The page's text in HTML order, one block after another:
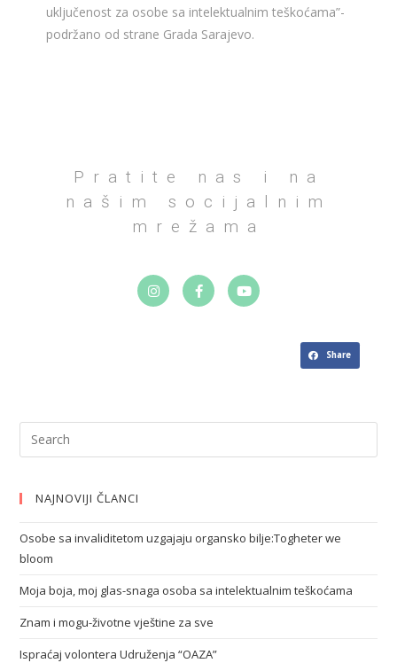
uključenost za osobe sa intelektualnim teškoćama”-
podržano od strane Grada Sarajevo.
Pratite nas i na
našim socijalnim
mrežama
Share
NAJNOVIJI ČLANCI
Osobe sa invaliditetom uzgajaju organsko bilje:Togheter we
bloom
Moja boja, moj glas-snaga osoba sa intelektualnim teškoćama
Znam i mogu-životne vještine za sve
Ispraćaj volontera Udruženja “OAZA”